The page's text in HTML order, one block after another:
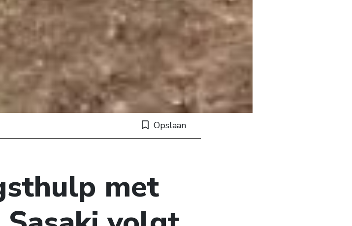
Opslaan
met